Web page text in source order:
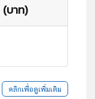
(บาท)
คลิกเพื่อดูเพิ่มเติม